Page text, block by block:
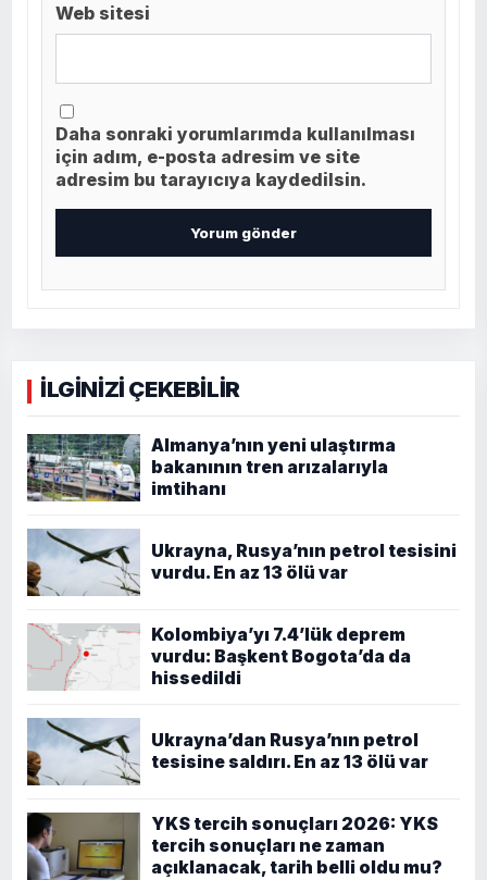
Web sitesi
Daha sonraki yorumlarımda kullanılması
için adım, e-posta adresim ve site
adresim bu tarayıcıya kaydedilsin.
İLGİNİZİ ÇEKEBİLİR
Almanya’nın yeni ulaştırma
bakanının tren arızalarıyla
imtihanı
Ukrayna, Rusya’nın petrol tesisini
vurdu. En az 13 ölü var
Kolombiya’yı 7.4’lük deprem
vurdu: Başkent Bogota’da da
hissedildi
Ukrayna’dan Rusya’nın petrol
tesisine saldırı. En az 13 ölü var
YKS tercih sonuçları 2026: YKS
tercih sonuçları ne zaman
açıklanacak, tarih belli oldu mu?